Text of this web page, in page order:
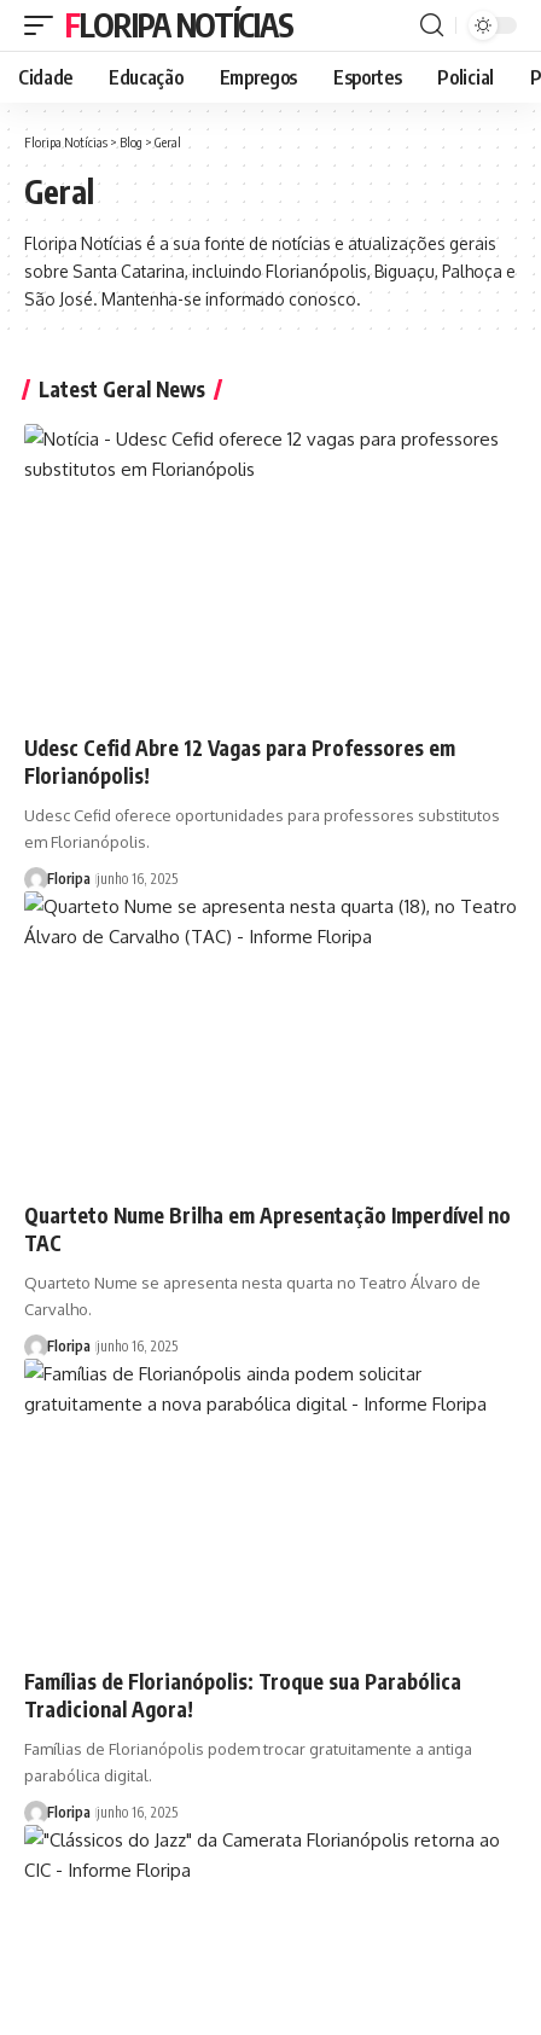
FLORIPA NOTÍCIAS
Cidade Educação Empregos Esportes Policial
Floripa Notícias > Blog > Geral
Geral
Floripa Notícias é a sua fonte de notícias e atualizações gerais
sobre Santa Catarina, incluindo Florianópolis, Biguaçu, Palhoça e
São José. Mantenha-se informado conosco.
Latest Geral News
Udesc Cefid Abre 12 Vagas para Professores em
Florianópolis!
Udesc Cefid oferece oportunidades para professores substitutos
em Florianópolis.
Floripa junho 16, 2025
Quarteto Nume Brilha em Apresentação Imperdível no
TAC
Quarteto Nume se apresenta nesta quarta no Teatro Álvaro de
Carvalho.
Floripa junho 16, 2025
Famílias de Florianópolis: Troque sua Parabólica
Tradicional Agora!
Famílias de Florianópolis podem trocar gratuitamente a antiga
parabólica digital.
Floripa junho 16, 2025